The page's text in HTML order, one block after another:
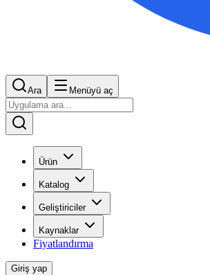
Ara Menüyü aç
Ürün
Katalog
Geliştiriciler
Kaynaklar
Fiyatlandırma
Giriş yap